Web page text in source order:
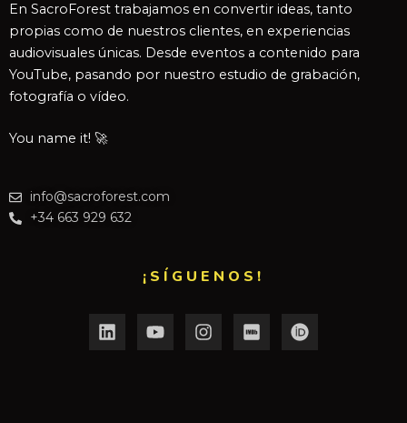
En SacroForest trabajamos en convertir ideas, tanto
propias como de nuestros clientes, en experiencias
audiovisuales únicas. Desde eventos a contenido para
YouTube, pasando por nuestro estudio de grabación,
fotografía o vídeo.
You name it! 🚀
info@sacroforest.com
+34 663 929 632
¡SÍGUENOS!